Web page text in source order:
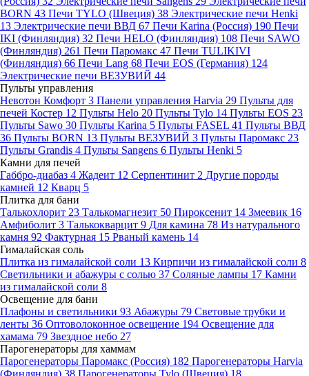
BORN 43 Печи TYLO (Швеция) 38 Электрические печи Henki
13 Электрические печи ВВД 67 Печи Karina (Россия) 190 Печи
IKI (Финляндия) 32 Печи HELO (Финляндия) 108 Печи SAWO
(Финляндия) 261 Печи Паромакс 47 Печи TULIKIVI
(Финляндия) 66 Печи Lang 68 Печи EOS (Германия) 124
Электрические печи ВЕЗУВИЙ 44
Пульты управления
Невотон Комфорт 3 Панели управления Harvia 29 Пульты для
печей Костер 12 Пульты Helo 20 Пульты Tylo 14 Пульты EOS 23
Пульты Sawo 30 Пульты Karina 5 Пульты FASEL 41 Пульты ВВД
36 Пульты BORN 13 Пульты ВЕЗУВИЙ 3 Пульты Паромакс 23
Пульты Grandis 4 Пульты Sangens 6 Пульты Henki 5
Камни для печей
Габбро-диабаз 4 Жадеит 12 Серпентинит 2 Другие породы
камней 12 Кварц 5
Плитка для бани
Талькохлорит 23 Талькомагнезит 50 Пироксенит 14 Змеевик 16
Амфиболит 3 Талькокварцит 9 Для камина 78 Из натурального
камня 92 Фактурная 15 Рваный камень 14
Гималайская соль
Плитка из гималайской соли 13 Кирпичи из гималайской соли 8
Светильники и абажуры с солью 37 Соляные лампы 17 Камни
из гималайской соли 8
Освещение для бани
Плафоны и светильники 93 Абажуры 79 Световые трубки и
ленты 36 Оптоволоконное освещение 194 Освещение для
хамама 79 Звездное небо 27
Парогенераторы для хаммам
Парогенераторы Паромакс (Россия) 182 Парогенераторы Harvia
(Финляндия) 38 Парогенераторы Tylo (Швеция) 18